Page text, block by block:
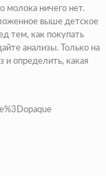
молока ничего нет.
выше детское
тем, как покупать
анализы. Только на
и определить, какая